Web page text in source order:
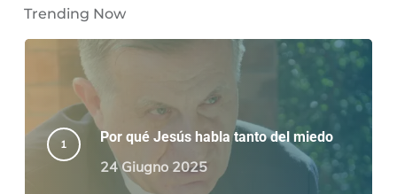
Trending Now
Por qué Jesús habla tanto del miedo
24 Giugno 2025